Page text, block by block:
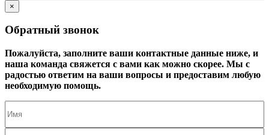
×
Обратный звонок
Пожалуйста, заполните ваши контактные данные ниже, и
наша команда свяжется с вами как можно скорее. Мы с
радостью ответим на ваши вопросы и предоставим любую
необходимую помощь.